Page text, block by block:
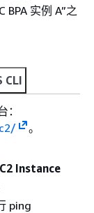
实例 A”之
CLI
。
Instance
ping